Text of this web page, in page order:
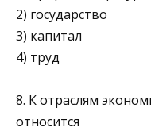
2) государство
3) капитал
4) труд
8. К отраслям
относится